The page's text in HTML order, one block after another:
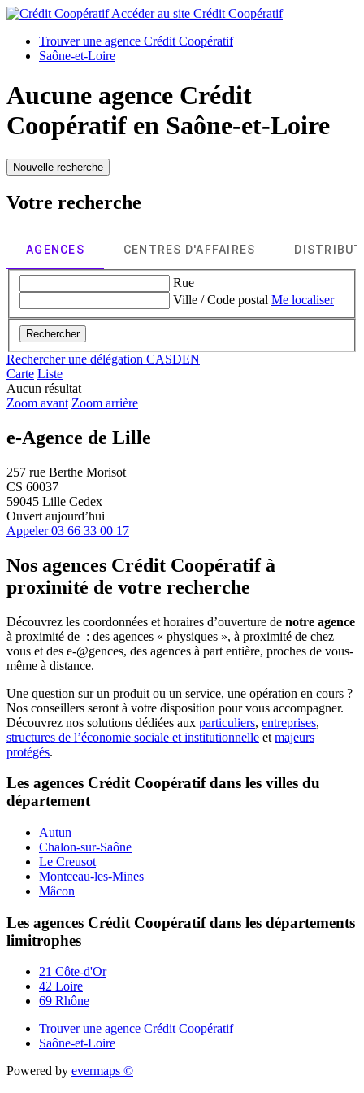
Accéder au site Crédit Coopératif
Trouver une agence Crédit Coopératif
Saône-et-Loire
Aucune agence Crédit
Coopératif en Saône-et-Loire
Nouvelle recherche
Votre recherche
AGENCES CENTRES D'AFFAIRES
Rue
Ville / Code postal Me localiser
Rechercher
Rechercher une délégation CASDEN
Carte Liste
Aucun résultat
Zoom avant Zoom arrière
e-Agence de Lille
257 rue Berthe Morisot
CS 60037
59045 Lille Cedex
Ouvert aujourd’hui
Appeler 03 66 33 00 17
Nos agences Crédit Coopératifà
proximité de votre recherche
Découvrez les coordonnées et horaires d’ouverture de notre agence
à proximité de : des agences « physiques », à proximité de chez
vous et des e-@gences, des agences à part entière, proches de vous-
même à distance.
Une question sur un produit ou un service, une opération en cours ?
Nos conseillers seront à votre disposition pour vous accompagner.
Découvrez nos solutions dédiées aux particuliers, entreprises,
structures de l’économie sociale et institutionnelle et majeurs
protégés.
Les agences Crédit Coopératif dans les villes du
département
Autun
Chalon-sur-Saône
Le Creusot
Montceau-les-Mines
Mâcon
Les agences Crédit Coopératif dans les départements
limitrophes
21 Côte-d'Or
42 Loire
69 Rhône
Trouver une agence Crédit Coopératif
Saône-et-Loire
Powered by evermaps ©